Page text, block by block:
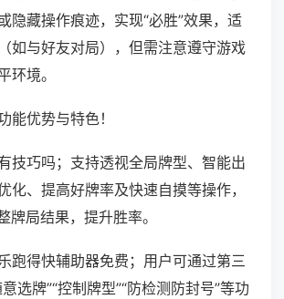
隐藏操作痕迹，实现“必胜”效果，适
如与好友对局），但需注意遵守游戏
环境。
能优势与特色！
技巧吗；支持透视全局牌型、智能出
化、提高好牌率及快速自摸等操作，
牌局结果，提升胜率。
跑得快辅助器免费；用户可通过第三
选牌”“控制牌型”“防检测防封号”等功